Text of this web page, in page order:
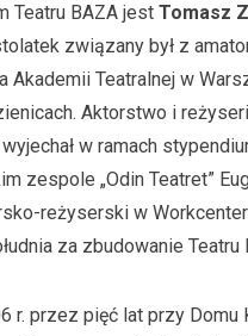
Teatru BAZA jestTomasz
związany był z
Akademii Teatralnej w
Aktorstwo i
w ramach
zespole „Odin Teatret”
reżyserski w
za zbudowanie
przez pięć lat przy Domu